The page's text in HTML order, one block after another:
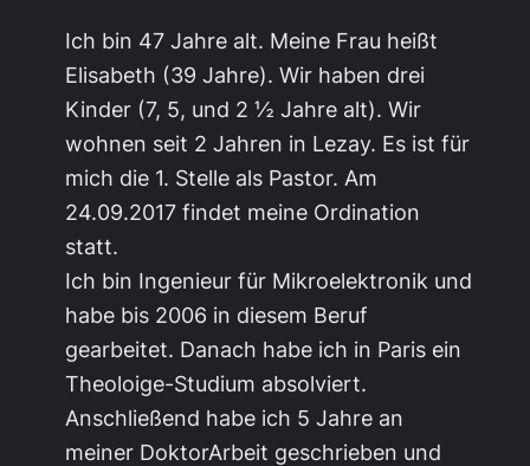
Ich bin 47 Jahre alt. Meine Frau heißt
Elisabeth (39 Jahre). Wir haben drei
Kinder (7, 5, und 2 ½ Jahre alt). Wir
wohnen seit 2 Jahren in Lezay. Es ist für
mich die 1. Stelle als Pastor. Am
24.09.2017 findet meine Ordination
statt.
Ich bin Ingenieur für Mikroelektronik und
habe bis 2006 in diesem Beruf
gearbeitet. Danach habe ich in Paris ein
Theoloige-Studium absolviert.
Anschließend habe ich 5 Jahre an
meiner DoktorArbeit geschrieben und